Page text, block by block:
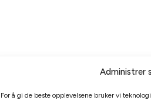
Administrer
For å gi de beste opplevelsene bruker vi